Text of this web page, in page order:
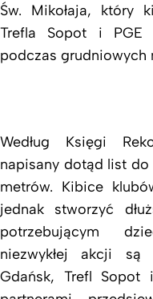
Św. Mikołaja, który
Trefla Sopot i PGE
podczas grudniowych
Według Księgi
napisany dotąd list do
metrów. Kibice
jednak stworzyć
potrzebującym
niezwykłej akcji są
Gdańsk, Trefl